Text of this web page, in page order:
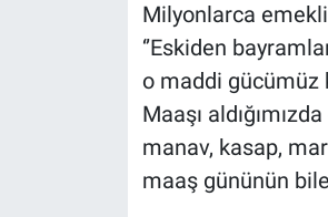
Milyonlarca
‘’Eskiden
o maddi gücümüz
Maaşı
manav, kasap,
maaş gününün